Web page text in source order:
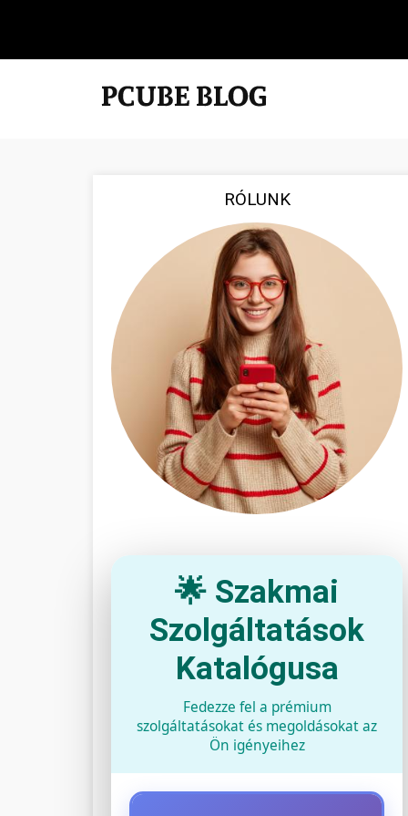
RÓLUNK
🌟 Szakmai
Szolgáltatások
Katalógusa
Fedezze fel a prémium
szolgáltatásokat és megoldásokat az
Ön igényeihez